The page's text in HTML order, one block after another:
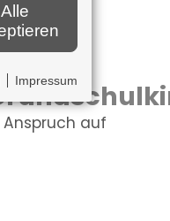
Anspruch auf
Alle
Impressum